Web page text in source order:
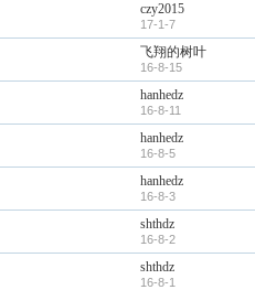
czy2015
17-1-7
飞翔的树叶
16-8-15
hanhedz
16-8-11
hanhedz
16-8-5
hanhedz
16-8-3
shthdz
16-8-2
shthdz
16-8-1